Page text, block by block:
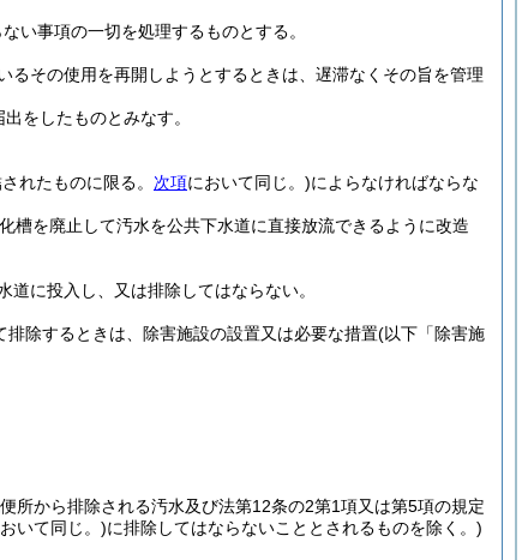
い事項の一切を処理するものとする。
その使用を再開しようとするときは、遅滞なくその旨を管理
をしたものとみなす。
れたものに限る。 次項において同じ。)によらなければならな
槽を廃止して汚水を公共下水道に直接放流できるように改造
に投入し、又は排除してはならない。
除するときは、除害施設の設置又は必要な措置(以下「除害施
所から排除される汚水及び法第12条の2第1項又は第5項の規定
いて同じ。)に排除してはならないこととされるものを除く。)